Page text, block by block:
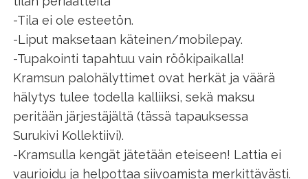
-Tila ei ole esteetön.
-Liput maksetaan käteinen/mobilepay.
-Tupakointi tapahtuu vain röökipaikalla!
Kramsun palohälyttimet ovat herkät ja väärä
hälytys tulee todella kalliiksi, sekä maksu
peritään järjestäjältä (tässä tapauksessa
Surukivi Kollektiivi).
-Kramsulla kengät jätetään eteiseen! Lattia ei
vaurioidu ja helpottaa siivoamista merkittävästi.